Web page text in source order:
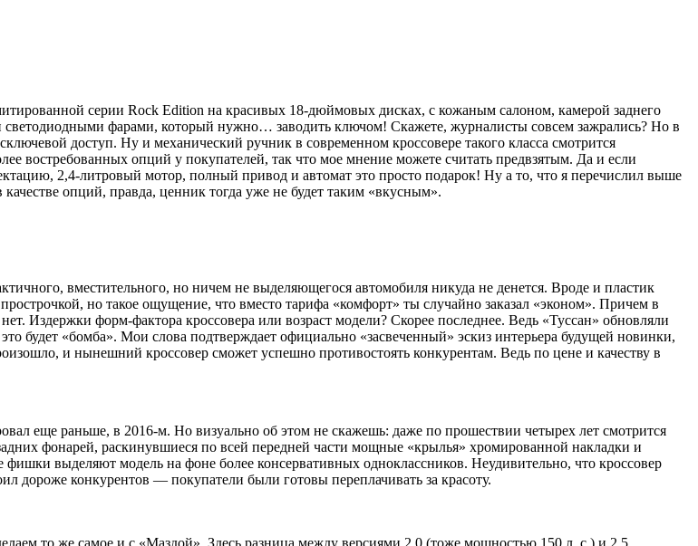
серии Rock Edition на красивых 18‑дюймовых дисках, с кожаным салоном, камерой заднего
фарами, который нужно… заводить ключом! Скажете, журналисты совсем зажрались? Но в
доступ. Ну и механический ручник в современном кроссовере такого класса смотрится
востребованных опций у покупателей, так что мое мнение можете считать предвзятым. Да и если
2,4‑литровый мотор, полный привод и автомат это просто подарок! Ну а то, что я перечислил выше
опций, правда, ценник тогда уже не будет таким «вкусным».
вместительного, но ничем не выделяющегося автомобиля никуда не денется. Вроде и пластик
но такое ощущение, что вместо тарифа «комфорт» ты случайно заказал «эконом». Причем в
Издержки форм-фактора кроссовера или возраст модели? Скорее последнее. Ведь «Туссан» обновляли
будет «бомба». Мои слова подтверждает официально «засвеченный» эскиз интерьера будущей новинки,
и нынешний кроссовер сможет успешно противостоять конкурентам. Ведь по цене и качеству в
еще раньше, в 2016‑м. Но визуально об этом не скажешь: даже по прошествии четырех лет смотрится
фонарей, раскинувшиеся по всей передней части мощные «крылья» хромированной накладки и
выделяют модель на фоне более консервативных одноклассников. Неудивительно, что кроссовер
дороже конкурентов — покупатели были готовы переплачивать за красоту.
то же самое и с «Маздой». Здесь разница между версиями 2.0 (тоже мощностью 150 л. с.) и 2.5